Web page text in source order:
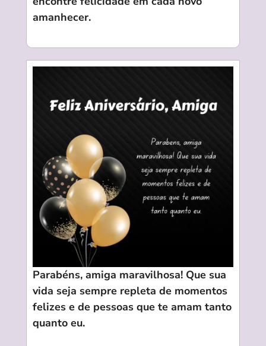
amanhecer.
Parabéns, amiga maravilhosa! Que sua
vida seja sempre repleta de momentos
felizes e de pessoas que te amam tanto
quanto eu.